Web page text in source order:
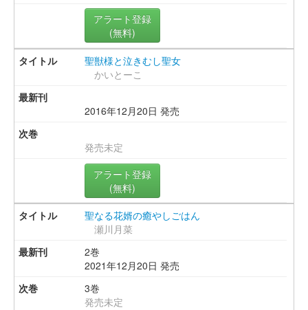
アラート登録
(無料)
聖獣様と泣きむし聖女
かいとーこ
2016年12月20日 発売
発売未定
アラート登録
(無料)
聖なる花婿の癒やしごはん
瀬川月菜
2巻
2021年12月20日 発売
3巻
発売未定